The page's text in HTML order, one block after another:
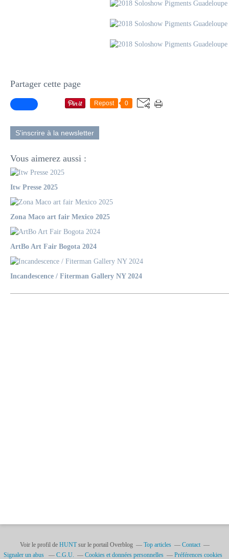
Partager cette page
Repost 0
S'inscrire à la newsletter
Vous aimerez aussi :
Itw Presse 2025
Zona Maco art fair Mexico 2025
ArtBo Art Fair Bogota 2024
Incandescence / Fiterman Gallery NY 2024
Voir le profil de HUNTsur le portail Overblog Top articles
Contact
Signaler un abus
C.G.U. Cookies et données personnelles Préférences cookies